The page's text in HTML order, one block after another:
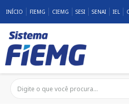
INÍCIO FIEMG CIEMG SESI SENAI IEL